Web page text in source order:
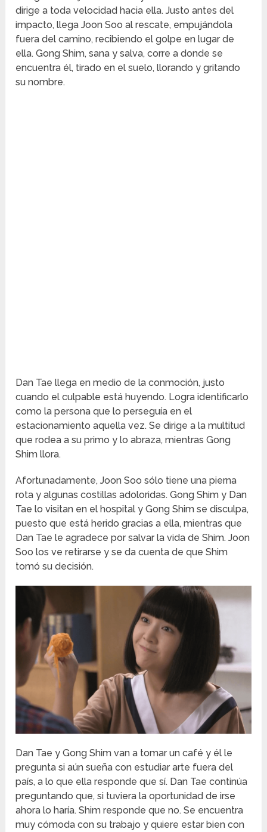
dirige a toda velocidad hacia ella. Justo antes del
impacto, llega Joon Soo al rescate, empujándola
fuera del camino, recibiendo el golpe en lugar de
ella. Gong Shim, sana y salva, corre a donde se
encuentra él, tirado en el suelo, llorando y gritando
su nombre.
Dan Tae llega en medio de la conmoción, justo
cuando el culpable está huyendo. Logra identificarlo
como la persona que lo perseguía en el
estacionamiento aquella vez. Se dirige a la multitud
que rodea a su primo y lo abraza, mientras Gong
Shim llora.
Afortunadamente, Joon Soo sólo tiene una pierna
rota y algunas costillas adoloridas. Gong Shim y Dan
Tae lo visitan en el hospital y Gong Shim se disculpa,
puesto que está herido gracias a ella, mientras que
Dan Tae le agradece por salvar la vida de Shim. Joon
Soo los ve retirarse y se da cuenta de que Shim
tomó su decisión.
Dan Tae y Gong Shim van a tomar un café y él le
pregunta si aún sueña con estudiar arte fuera del
país, a lo que ella responde que sí. Dan Tae continúa
preguntando que, si tuviera la oportunidad de irse
ahora lo haría. Shim responde que no. Se encuentra
muy cómoda con su trabajo y quiere estar bien con